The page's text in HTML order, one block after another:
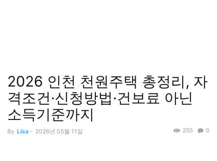
2026 인천 천원주택 총정리, 자
격조건·신청방법·건보료 아닌
소득기준까지
By Lisa - 2026년 05월 11일 0
255